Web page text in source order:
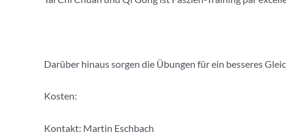
Darüber hinaus sorgen die Übungen für ein besseres
Kosten:
Kontakt: Martin Eschbach